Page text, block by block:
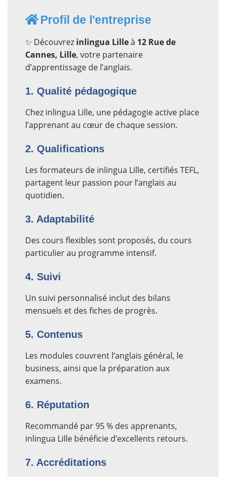
Profil de l'entreprise
✨ Découvrez inlingua Lilleà 12 Rue de
Cannes, Lille, votre partenaire
d’apprentissage de l’anglais.
1. Qualité pédagogique
Chez inlingua Lille, une pédagogie active place
l’apprenant au cœur de chaque session.
2. Qualifications
Les formateurs de inlingua Lille, certifiés TEFL,
partagent leur passion pour l’anglais au
quotidien.
3. Adaptabilité
Des cours flexibles sont proposés, du cours
particulier au programme intensif.
4. Suivi
Un suivi personnalisé inclut des bilans
mensuels et des fiches de progrès.
5. Contenus
Les modules couvrent l’anglais général, le
business, ainsi que la préparation aux
examens.
6. Réputation
Recommandé par 95 % des apprenants,
inlingua Lille bénéficie d’excellents retours.
7. Accréditations